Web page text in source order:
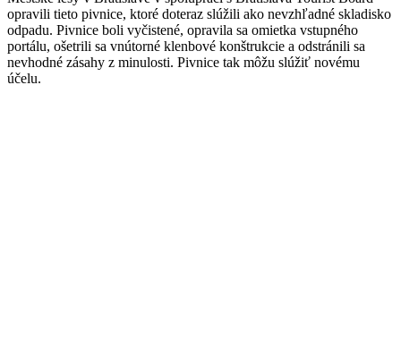
opravili tieto pivnice, ktoré doteraz slúžili ako nevzhľadné skladisko
odpadu. Pivnice boli vyčistené, opravila sa omietka vstupného
portálu, ošetrili sa vnútorné klenbové konštrukcie a odstránili sa
nevhodné zásahy z minulosti. Pivnice tak môžu slúžiť novému
účelu.